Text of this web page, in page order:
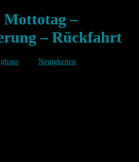
Mottotag –
– Rückfahrt
Neuigkeiten